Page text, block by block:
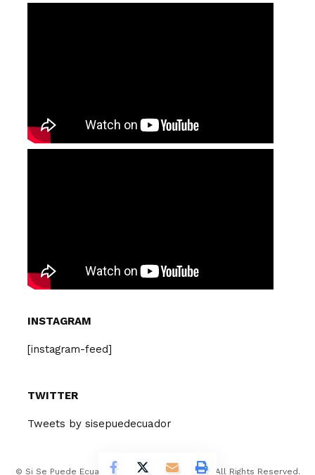
INSTAGRAM
[instagram-feed]
TWITTER
Tweets by sisepuedecuador
© Si Se Puede Ecuador Design Company 2026. All Rights Reserved.